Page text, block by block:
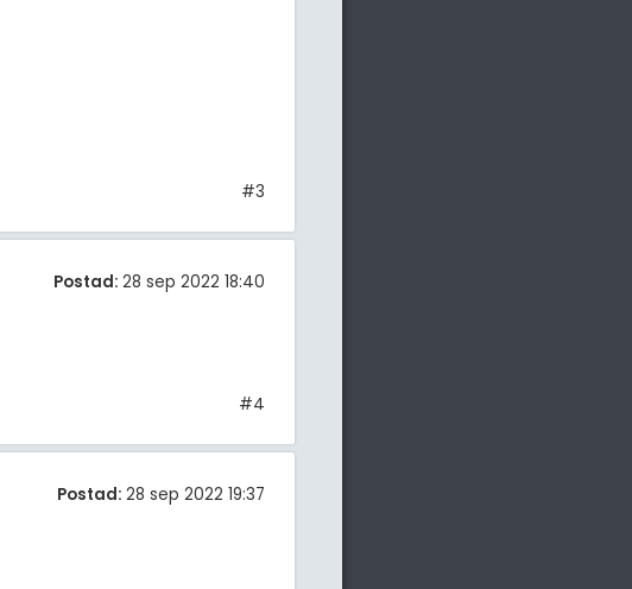
#3
Postad: 28 sep 2022 18:40
#4
Postad: 28 sep 2022 19:37